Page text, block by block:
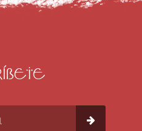
crucero